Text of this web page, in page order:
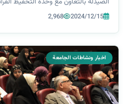
وفاة السيدة أم البنين (عليها السلام)
2024/12/15
2,968
اخبار ونشاطات الجامعة